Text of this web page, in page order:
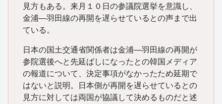
見方もある。来月１０日の参議院選挙を意識し、
金浦―羽田線の再開を遅らせているとの声まで出
ている。
日本の国土交通省関係者は金浦―羽田線の再開が
参院選後へと先延ばしになったとの韓国メディア
の報道について、決定事項がなかったため延期で
はないと説明。日本側が再開を遅らせているとの
見方に対しては両国が協議して決めるものだと述